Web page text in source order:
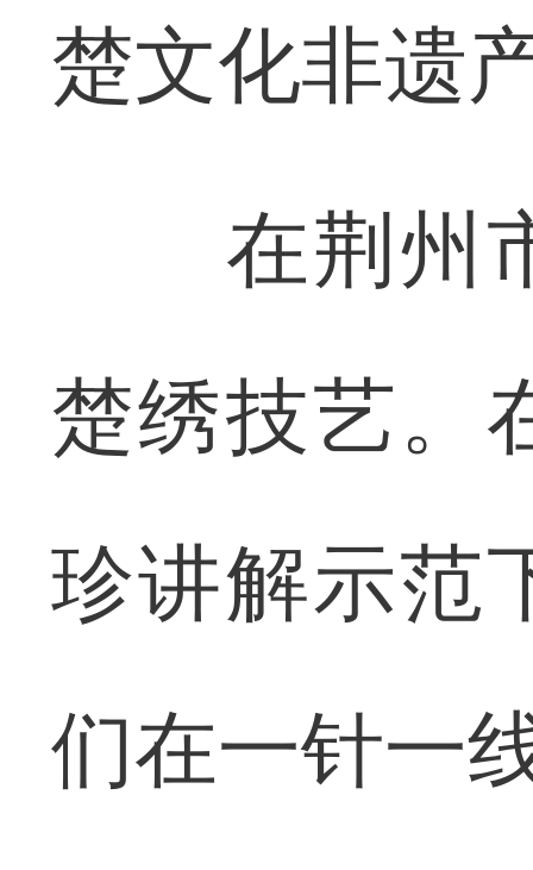
楚文化非
在荆州市
楚绣技艺。
珍讲解示范
们在一针一